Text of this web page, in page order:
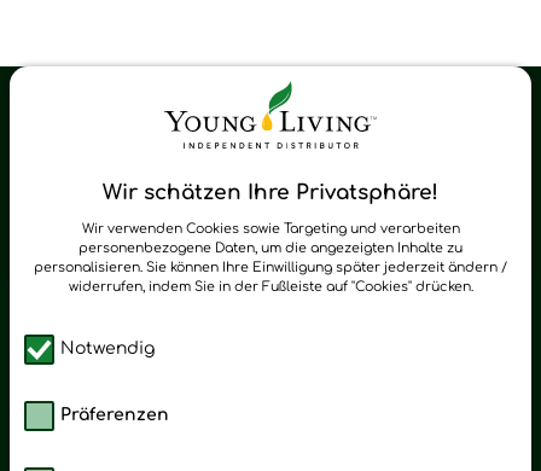
Wir schätzen Ihre Privatsphäre!
Wir verwenden Cookies sowie Targeting und verarbeiten
personenbezogene Daten, um die angezeigten Inhalte zu
personalisieren. Sie können Ihre Einwilligung später jederzeit ändern /
widerrufen, indem Sie in der Fußleiste auf "Cookies" drücken.
Notwendig
Präferenzen
Young Living Shop-Oil Newsletter
zum Newsletter anmelden